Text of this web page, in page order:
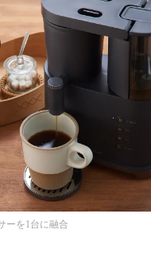
ーを1台に融合